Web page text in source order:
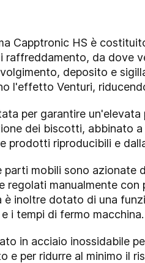
Capptronic HS è
raffreddamento, da dove
deposito e
l'effetto Venturi,
per garantire
dei biscotti, abbinato
prodotti riproducibili e
parti mobili sono azionate
regolati manualmente
è inoltre dotato di una
i tempi di fermo macchina.
in acciaio inossidabile
e per ridurre al minimo il